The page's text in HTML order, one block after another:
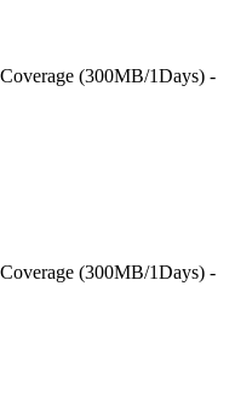
(300MB/1Days) -
(300MB/1Days) -